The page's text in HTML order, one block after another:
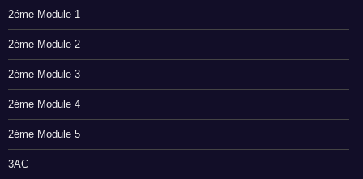
2éme Module 1
2éme Module 2
2éme Module 3
2éme Module 4
2éme Module 5
3AC